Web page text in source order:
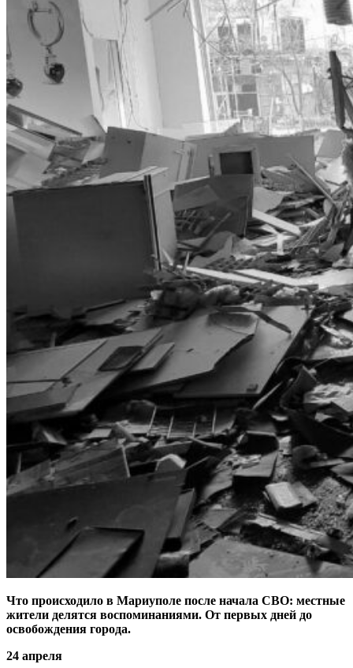
Что происходило в Мариуполе после начала СВО: местные
жители делятся воспоминаниями. От первых дней до
освобождения города.
24 апреля